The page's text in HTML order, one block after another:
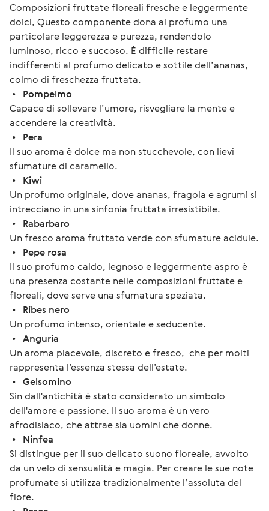
Composizioni fruttate floreali fresche e leggermente
dolci, Questo componente dona al profumo una
particolare leggerezza e purezza, rendendolo
luminoso, ricco e succoso. È difficile restare
indifferenti al profumo delicato e sottile dell’ananas,
colmo di freschezza fruttata.
• Pompelmo
Capace di sollevare l’umore, risvegliare la mente e
accendere la creatività.
• Pera
Il suo aroma è dolce ma non stucchevole, con lievi
sfumature di caramello.
• Kiwi
Un profumo originale, dove ananas, fragola e agrumi si
intrecciano in una sinfonia fruttata irresistibile.
• Rabarbaro
Un fresco aroma fruttato verde con sfumature acidule.
• Pepe rosa
Il suo profumo caldo, legnoso e leggermente aspro è
una presenza costante nelle composizioni fruttate e
floreali, dove serve una sfumatura speziata.
• Ribes nero
Un profumo intenso, orientale e seducente.
• Anguria
Un aroma piacevole, discreto e fresco,  che per molti
rappresenta l’essenza stessa dell’estate.
• Gelsomino
Sin dall'antichità è stato considerato un simbolo
dell'amore e passione. Il suo aroma è un vero
afrodisiaco, che attrae sia uomini che donne.
• Ninfea
Si distingue per il suo delicato suono floreale, avvolto
da un velo di sensualità e magia. Per creare le sue note
profumate si utilizza tradizionalmente l’assoluta del
fiore.